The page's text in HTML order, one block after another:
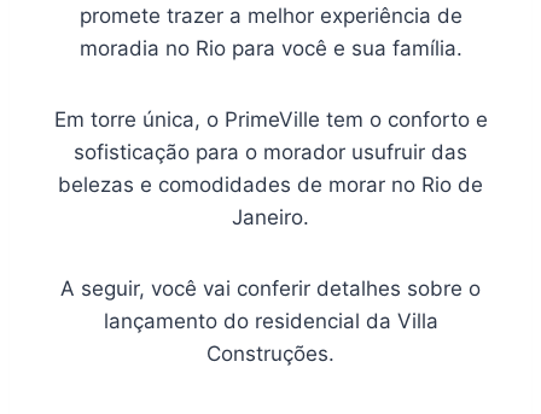
promete trazer a melhor experiência de
moradia no Rio para você e sua família.
Em torre única, o PrimeVille tem o conforto e
sofisticação para o morador usufruir das
belezas e comodidades de morar no Rio de
Janeiro.
A seguir, você vai conferir detalhes sobre o
lançamento do residencial da Villa
Construções.